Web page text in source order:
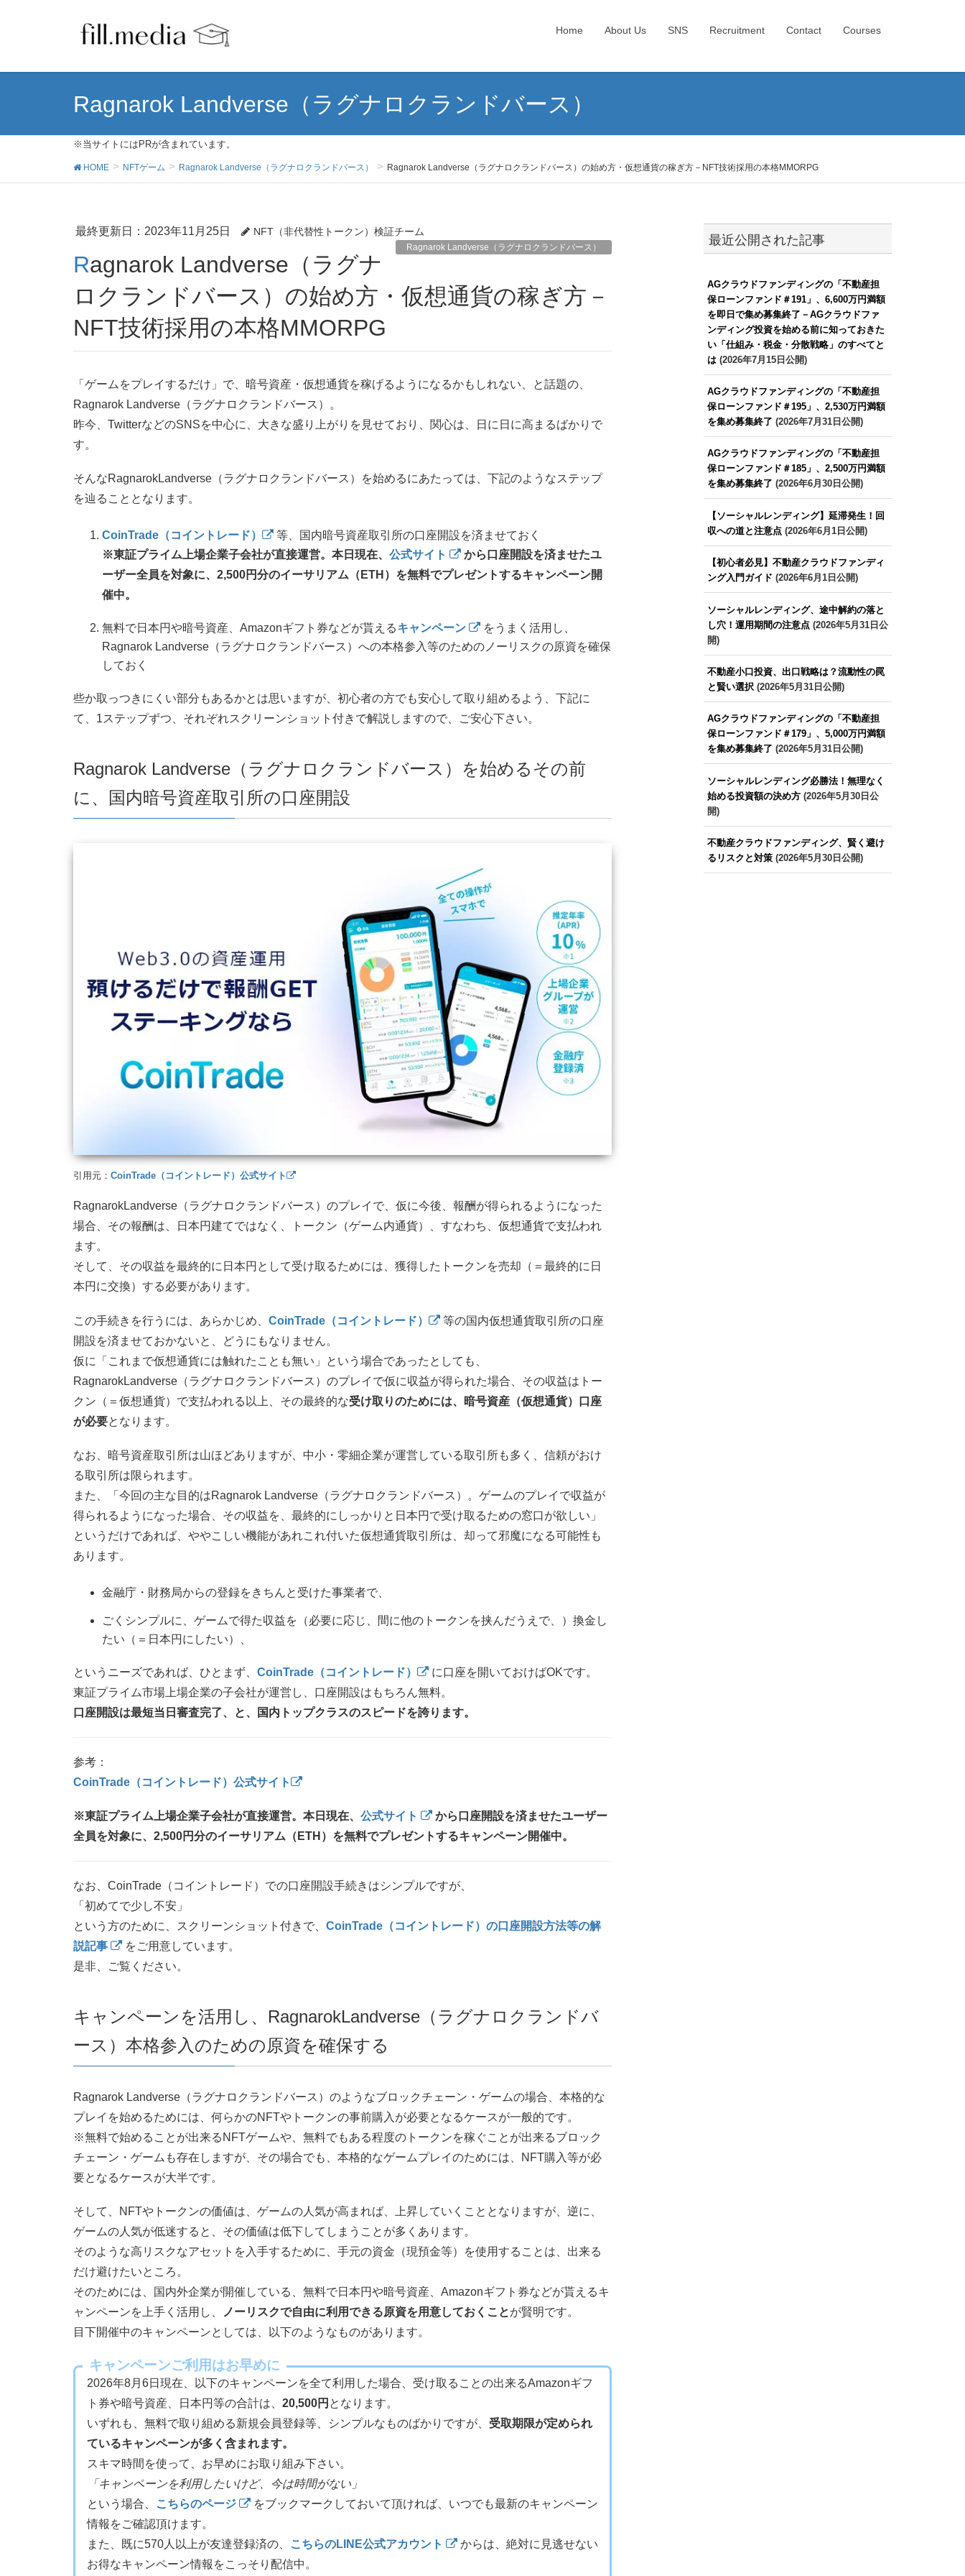
Home About Us SNS Recruitment Contact Courses
Ragnarok Landverse（ラグナロクランドバース）
※当サイトにはPRが含まれています。
HOME NFTゲーム Ragnarok Landverse（ラグナロクランドバース） Ragnarok Landverse（ラグナロクランドバース）の始め方・仮想通貨の稼ぎ方－NFT技術採用の本格MMORPG
最終更新日：2023年11月25日 NFT（非代替性トークン）検証チーム
Ragnarok Landverse（ラグナロクランドバース）
Ragnarok Landverse（ラグナ
ロクランドバース）の始め方・仮想通貨の稼ぎ方－
NFT技術採用の本格MMORPG
「ゲームをプレイするだけ」で、暗号資産・仮想通貨を稼げるようになるかもしれない、と話題の、
Ragnarok Landverse（ラグナロクランドバース）。
昨今、TwitterなどのSNSを中心に、大きな盛り上がりを見せており、関心は、日に日に高まるばかりで
す。
そんなRagnarokLandverse（ラグナロクランドバース）を始めるにあたっては、下記のようなステップ
を辿ることとなります。
CoinTrade（コイントレード）
等、国内暗号資産取引所の口座開設を済ませておく
※東証プライム上場企業子会社が直接運営。本日現在、 公式サイト
から口座開設を済ませたユ
ーザー全員を対象に、2,500円分のイーサリアム（ETH）を無料でプレゼントするキャンペーン開
催中。
無料で日本円や暗号資産、Amazonギフト券などが貰えるキャンペーン
をうまく活用し、
Ragnarok Landverse（ラグナロクランドバース）への本格参入等のためのノーリスクの原資を確保
しておく
些か取っつきにくい部分もあるかとは思いますが、初心者の方でも安心して取り組めるよう、下記に
て、1ステップずつ、それぞれスクリーンショット付きで解説しますので、ご安心下さい。
Ragnarok Landverse（ラグナロクランドバース）を始めるその前
に、国内暗号資産取引所の口座開設
引用元： CoinTrade（コイントレード）公式サイト
RagnarokLandverse（ラグナロクランドバース）のプレイで、仮に今後、報酬が得られるようになった
場合、その報酬は、日本円建てではなく、トークン（ゲーム内通貨）、すなわち、仮想通貨で支払われ
ます。
そして、その収益を最終的に日本円として受け取るためには、獲得したトークンを売却（＝最終的に日
本円に交換）する必要があります。
この手続きを行うには、あらかじめ、 CoinTrade（コイントレード）
等の国内仮想通貨取引所の口座
開設を済ませておかないと、どうにもなりません。
仮に「これまで仮想通貨には触れたことも無い」という場合であったとしても、
RagnarokLandverse（ラグナロクランドバース）のプレイで仮に収益が得られた場合、その収益はトー
クン（＝仮想通貨）で支払われる以上、その最終的な受け取りのためには、暗号資産（仮想通貨）口座
が必要となります。
なお、暗号資産取引所は山ほどありますが、中小・零細企業が運営している取引所も多く、信頼がおけ
る取引所は限られます。
また、「今回の主な目的はRagnarok Landverse（ラグナロクランドバース）。ゲームのプレイで収益が
得られるようになった場合、その収益を、最終的にしっかりと日本円で受け取るための窓口が欲しい」
というだけであれば、ややこしい機能があれこれ付いた仮想通貨取引所は、却って邪魔になる可能性も
あります。
金融庁・財務局からの登録をきちんと受けた事業者で、
ごくシンプルに、ゲームで得た収益を（必要に応じ、間に他のトークンを挟んだうえで、）換金し
たい（＝日本円にしたい）、
というニーズであれば、ひとまず、 CoinTrade（コイントレード）
に口座を開いておけばOKです。
東証プライム市場上場企業の子会社が運営し、口座開設はもちろん無料。
口座開設は最短当日審査完了、と、国内トップクラスのスピードを誇ります。
参考：
CoinTrade（コイントレード）公式サイト
※東証プライム上場企業子会社が直接運営。本日現在、 公式サイト
から口座開設を済ませたユーザー
全員を対象に、2,500円分のイーサリアム（ETH）を無料でプレゼントするキャンペーン開催中。
なお、CoinTrade（コイントレード）での口座開設手続きはシンプルですが、
「初めてで少し不安」
という方のために、スクリーンショット付きで、 CoinTrade（コイントレード）の口座開設方法等の解
説記事
をご用意しています。
是非、ご覧ください。
キャンペーンを活用し、RagnarokLandverse（ラグナロクランドバ
ース）本格参入のための原資を確保する
Ragnarok Landverse（ラグナロクランドバース）のようなブロックチェーン・ゲームの場合、本格的な
プレイを始めるためには、何らかのNFTやトークンの事前購入が必要となるケースが一般的です。
※無料で始めることが出来るNFTゲームや、無料でもある程度のトークンを稼ぐことが出来るブロック
チェーン・ゲームも存在しますが、その場合でも、本格的なゲームプレイのためには、NFT購入等が必
要となるケースが大半です。
そして、NFTやトークンの価値は、ゲームの人気が高まれば、上昇していくこととなりますが、逆に、
ゲームの人気が低迷すると、その価値は低下してしまうことが多くあります。
そのような高リスクなアセットを入手するために、手元の資金（現預金等）を使用することは、出来る
だけ避けたいところ。
そのためには、国内外企業が開催している、無料で日本円や暗号資産、Amazonギフト券などが貰えるキ
ャンペーンを上手く活用し、
ノーリスクで自由に利用できる原資を用意しておくことが賢明です。
目下開催中のキャンペーンとしては、以下のようなものがあります。
キャンペーンご利用はお早めに
2026年8月6日現在、以下のキャンペーンを全て利用した場合、受け取ることの出来るAmazonギフ
ト券や暗号資産、日本円等の合計は、 20,500円 となります。
いずれも、無料で取り組める新規会員登録等、シンプルなものばかりですが、 受取期限が定められ
ているキャンペーンが多く含まれます。
スキマ時間を使って、お早めにお取り組み下さい。
「キャンペーンを利用したいけど、今は時間がない」
という場合、
こちらのページ
をブックマークしておいて頂ければ、いつでも最新のキャンペーン
情報をご確認頂けます。
また、既に570人以上が友達登録済の、
こちらのLINE公式アカウント
からは、絶対に見逃せない
お得なキャンペーン情報をこっそり配信中。
最近公開された記事
AGクラウドファンディングの「不動産担
保ローンファンド＃191」、6,600万円満額
を即日で集め募集終了－AGクラウドファ
ンディング投資を始める前に知っておきた
い「仕組み・税金・分散戦略」のすべてと
は(2026年7月15日公開)
AGクラウドファンディングの「不動産担
保ローンファンド＃195」、2,530万円満額
を集め募集終了 (2026年7月31日公開)
AGクラウドファンディングの「不動産担
保ローンファンド＃185」、2,500万円満額
を集め募集終了 (2026年6月30日公開)
【ソーシャルレンディング】延滞発生！回
収への道と注意点(2026年6月1日公開)
【初心者必見】不動産クラウドファンディ
ング入門ガイド (2026年6月1日公開)
ソーシャルレンディング、途中解約の落と
し穴！運用期間の注意点(2026年5月31日公
開)
不動産小口投資、出口戦略は？流動性の罠
と賢い選択(2026年5月31日公開)
AGクラウドファンディングの「不動産担
保ローンファンド＃179」、5,000万円満額
を集め募集終了 (2026年5月31日公開)
ソーシャルレンディング必勝法！無理なく
始める投資額の決め方(2026年5月30日公
開)
不動産クラウドファンディング、賢く避け
るリスクと対策(2026年5月30日公開)